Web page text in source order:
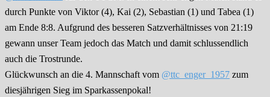
durch Punkte von Viktor (4), Kai (2), Sebastian (1) und Tabea (1)
am Ende 8:8. Aufgrund des besseren Satzverhältnisses von 21:19
gewann unser Team jedoch das Match und damit schlussendlich
auch die Trostrunde.
Glückwunsch an die 4. Mannschaft vom @ttc_enger_1957 zum
diesjährigen Sieg im Sparkassenpokal!